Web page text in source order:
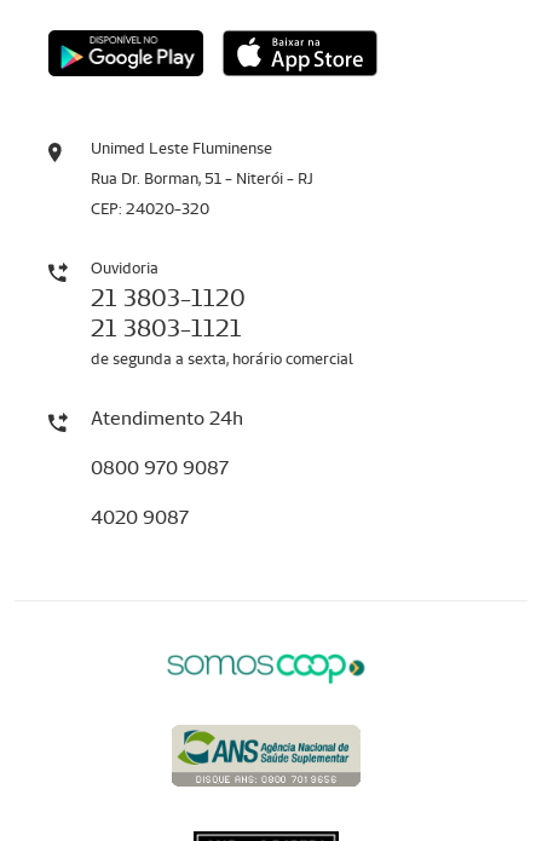
Unimed Leste Fluminense
Rua Dr. Borman, 51 - Niterói - RJ
CEP: 24020-320
Ouvidoria
21 3803-1120
21 3803-1121
de segunda a sexta, horário comercial
Atendimento 24h
0800 970 9087
4020 9087